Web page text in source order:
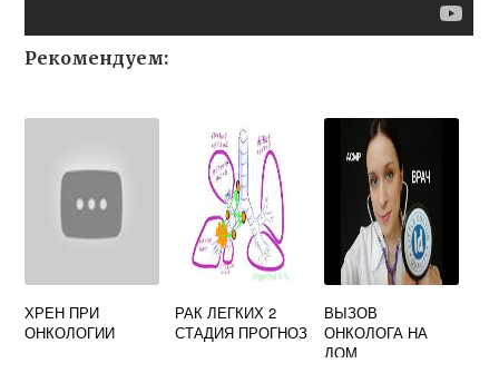
Рекомендуем:
ХРЕН ПРИ
ОНКОЛОГИИ
РАК ЛЕГКИХ 2
СТАДИЯ ПРОГНОЗ
ВЫЗОВ
ОНКОЛОГА НА
ДОМ